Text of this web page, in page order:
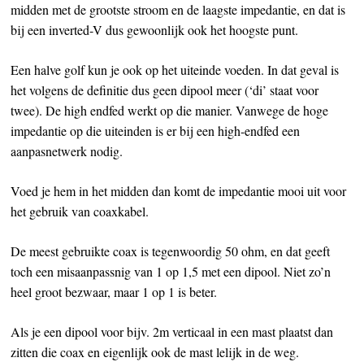
midden met de grootste stroom en de laagste impedantie, en dat is
bij een inverted-V dus gewoonlijk ook het hoogste punt.
Een halve golf kun je ook op het uiteinde voeden. In dat geval is
het volgens de definitie dus geen dipool meer (‘di’ staat voor
twee). De high endfed werkt op die manier. Vanwege de hoge
impedantie op die uiteinden is er bij een high-endfed een
aanpasnetwerk nodig.
Voed je hem in het midden dan komt de impedantie mooi uit voor
het gebruik van coaxkabel.
De meest gebruikte coax is tegenwoordig 50 ohm, en dat geeft
toch een misaanpassnig van 1 op 1,5 met een dipool. Niet zo’n
heel groot bezwaar, maar 1 op 1 is beter.
Als je een dipool voor bijv. 2m verticaal in een mast plaatst dan
zitten die coax en eigenlijk ook de mast lelijk in de weg.